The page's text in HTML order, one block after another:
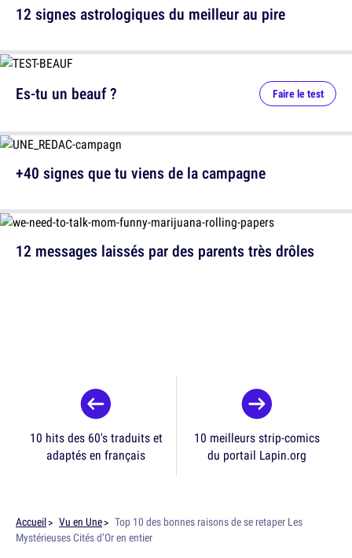
12 signes astrologiques du meilleur au pire
12 messages laissés par des parents très drôles
Es-tu un beauf ? Faire le test
+40 signes que tu viens de la campagne
10 hits des 60's traduits et
adaptés en français
10 meilleurs strip-comics
du portail Lapin.org
Accueil Vu en Une
Top 10 des bonnes raisons de se retaper Les
Mystérieuses Cités d’Or en entier